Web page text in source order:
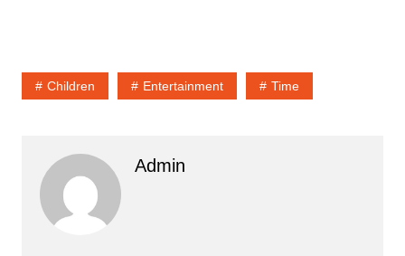
Children Entertainment Time
Admin